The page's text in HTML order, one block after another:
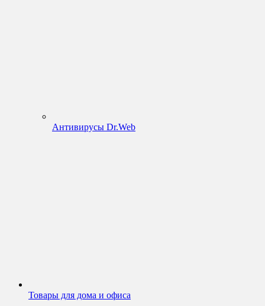
Антивирусы Dr.Web
Товары для дома и офиса